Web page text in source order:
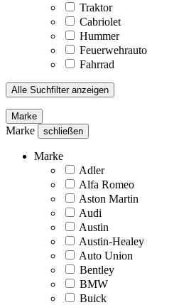
Traktor
Cabriolet
Hummer
Feuerwehrauto
Fahrrad
Alle Suchfilter anzeigen
Marke
Marke schließen
Marke
Adler
Alfa Romeo
Aston Martin
Audi
Austin
Austin-Healey
Auto Union
Bentley
BMW
Buick